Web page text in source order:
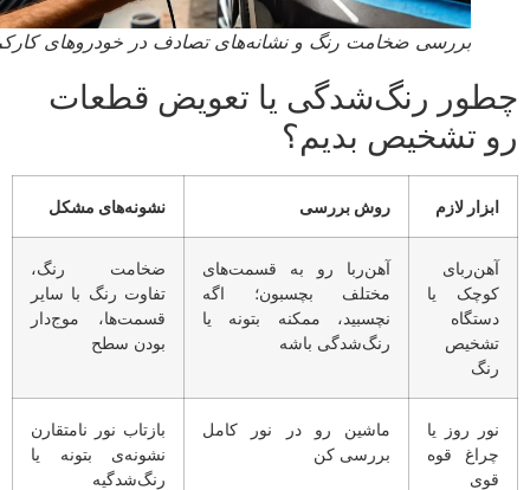
بررسی ضخامت رنگ و نشانه‌های تصادف در خودروهای کارکرده.
رنگ‌شدگی یا تعویض قطعات
تشخیص بدیم؟
لازم روش بررسی نشونه‌های مشکل
یا
آهن‌ربا رو به قسمت‌های
مختلف بچسبون؛ اگه
نچسبید، ممکنه بتونه یا
رنگ‌شدگی باشه
ضخامت رنگ،
تفاوت رنگ با سایر
قسمت‌ها، موج‌دار
بودن سطح
روز یا
قوه
ماشین رو در نور کامل
بررسی کن
بازتاب نور نامتقارن
نشونه‌ی بتونه یا
رنگ‌شدگیه